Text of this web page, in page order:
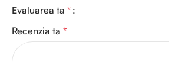
Evaluarea ta *
Recenzia ta *